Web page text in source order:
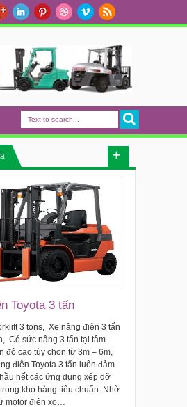
Toyota 3 tấn
3 tons, Xe nâng điện 3 tấn
Có sức nâng 3 tấn tại tâm
độ cao tùy chọn từ 3m – 6m,
điện Toyota 3 tấn luôn đảm
hết các ứng dụng xếp dỡ
kho hàng tiêu chuẩn. Nhờ
motor điện xo…